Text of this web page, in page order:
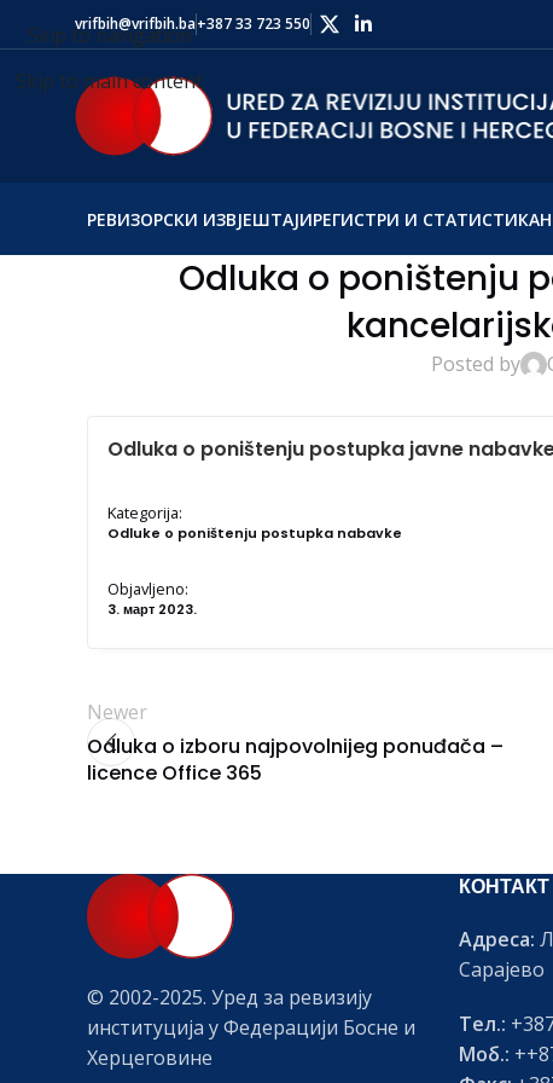
Skip to navigation
Skip to main content
vrifbih@vrifbih.ba+387 33 723 550
РЕВИЗОРСКИ ИЗВЈЕШТАЈИРЕГИСТРИ И СТАТИСТИКА
Odluka o poništenju
Posted by
Odluka o poništenju postupka javne
Kategorija:
Odluke o poništenju postupka nabavke
Objavljeno:
3. март 2023.
Newer
Odluka o izboru najpovolnijeg ponuđača –
licence Office 365
© 2002-2025. Уред за ревизију
институција у Федерацији Босне и
Херцеговине
КОНТАКТ
Адреса:
Сарајево
Тел.:
Моб.: